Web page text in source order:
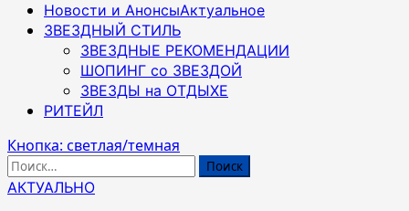
Новости и АнонсыАктуальное
ЗВЕЗДНЫЙ СТИЛЬ
ЗВЕЗДНЫЕ РЕКОМЕНДАЦИИ
ШОПИНГ со ЗВЕЗДОЙ
ЗВЕЗДЫ на ОТДЫХЕ
РИТЕЙЛ
Кнопка: светлая/темная
Найти:
АКТУАЛЬНО